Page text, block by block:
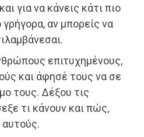
για να κάνεις κάτι πιο
αν μπορείς να
επιτυχημένους,
και άφησέ τους να σε
τους. Δέξου τις
τι κάνουν και πώς,